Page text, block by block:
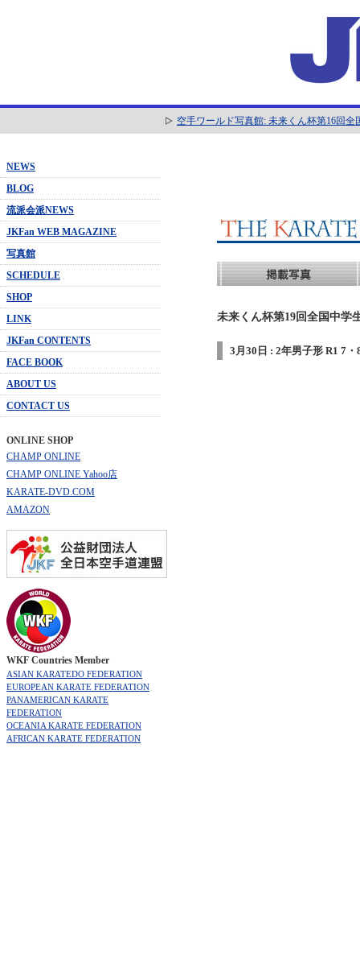
空手ワールド写真館: 未来くん杯第16回
NEWS
BLOG
流派会派NEWS
JKFan WEB MAGAZINE
写真館
SCHEDULE
SHOP
LINK
JKFan CONTENTS
FACE BOOK
ABOUT US
CONTACT US
ONLINE SHOP
CHAMP ONLINE
CHAMP ONLINE Yahoo店
KARATE-DVD.COM
AMAZON
WKF Countries Member
ASIAN KARATEDO FEDERATION
EUROPEAN KARATE FEDERATION
PANAMERICAN KARATE
FEDERATION
OCEANIA KARATE FEDERATION
AFRICAN KARATE FEDERATION
未来くん杯第19回全国中学
3月30日 : 2年男子形 R1 7・